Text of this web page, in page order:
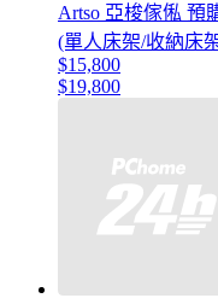
Artso 亞梭傢俬 預
(單人床架/收納床
$15,800
$19,800